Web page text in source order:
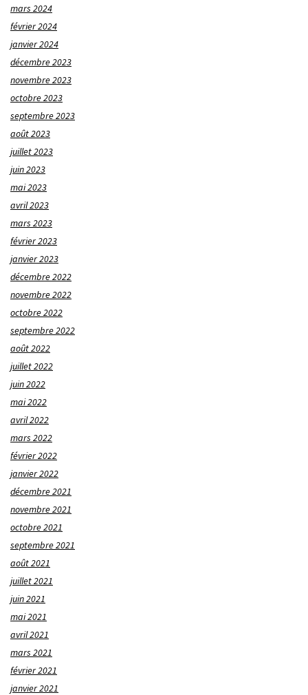
mars 2024
février 2024
janvier 2024
décembre 2023
novembre 2023
octobre 2023
septembre 2023
août 2023
juillet 2023
juin 2023
mai 2023
avril 2023
mars 2023
février 2023
janvier 2023
décembre 2022
novembre 2022
octobre 2022
septembre 2022
août 2022
juillet 2022
juin 2022
mai 2022
avril 2022
mars 2022
février 2022
janvier 2022
décembre 2021
novembre 2021
octobre 2021
septembre 2021
août 2021
juillet 2021
juin 2021
mai 2021
avril 2021
mars 2021
février 2021
janvier 2021